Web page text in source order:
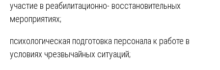
участие в реабилитационно- восстановительных
мероприятиях;
психологическая подготовка персонала к работе в
условиях чрезвычайных ситуаций;